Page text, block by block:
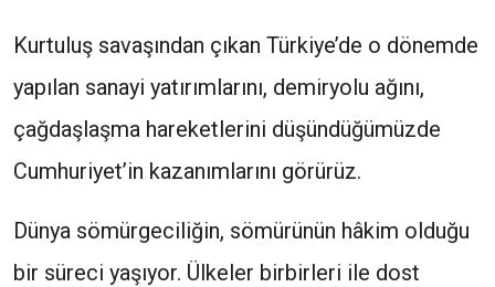
Kurtuluş savaşından çıkan Türkiye’de o dönemde
yapılan sanayi yatırımlarını, demiryolu ağını,
çağdaşlaşma hareketlerini düşündüğümüzde
Cumhuriyet’in kazanımlarını görürüz.
Dünya sömürgeciliğin, sömürünün hâkim olduğu
bir süreci yaşıyor. Ülkeler birbirleri ile dost